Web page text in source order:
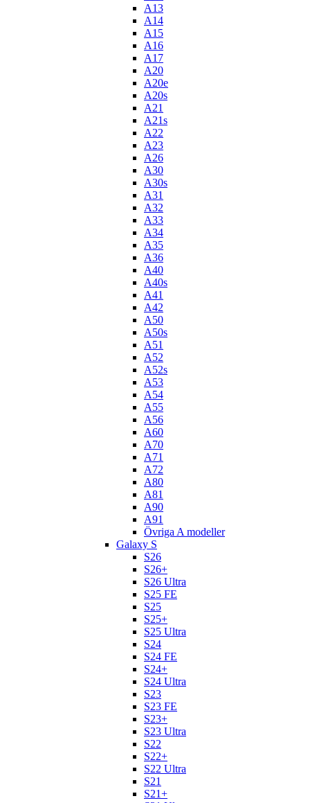
A13
A14
A15
A16
A17
A20
A20e
A20s
A21
A21s
A22
A23
A26
A30
A30s
A31
A32
A33
A34
A35
A36
A40
A40s
A41
A42
A50
A50s
A51
A52
A52s
A53
A54
A55
A56
A60
A70
A71
A72
A80
A81
A90
A91
Övriga A modeller
Galaxy S
S26
S26+
S26 Ultra
S25 FE
S25
S25+
S25 Ultra
S24
S24 FE
S24+
S24 Ultra
S23
S23 FE
S23+
S23 Ultra
S22
S22+
S22 Ultra
S21
S21+